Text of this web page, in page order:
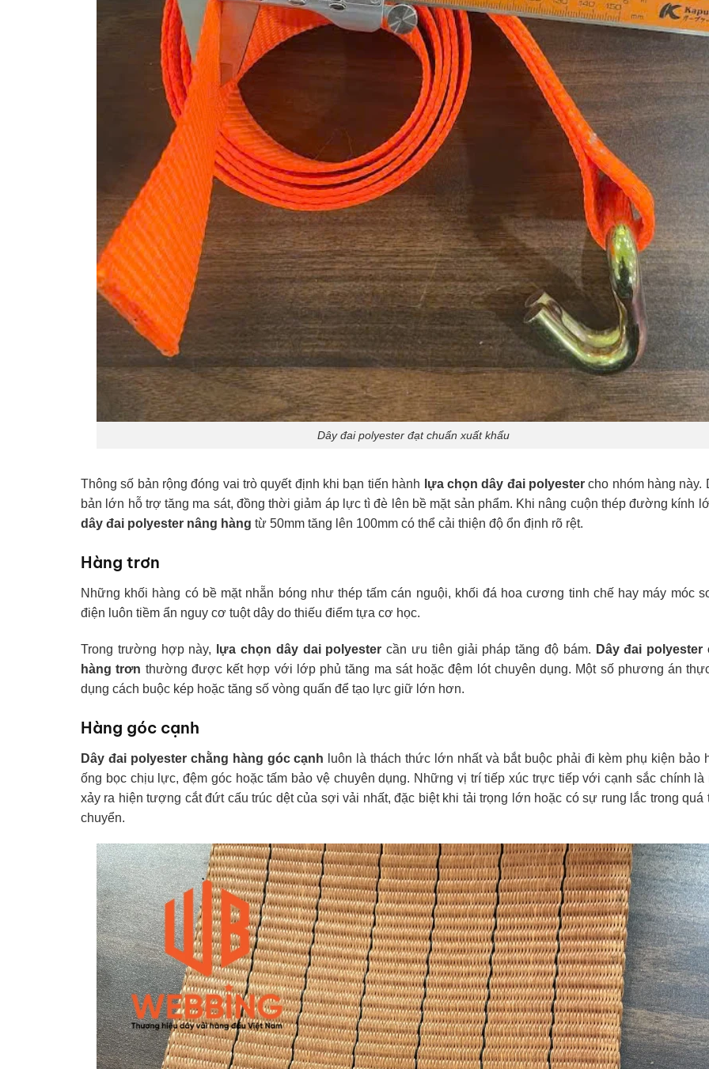
Dây đai polyester đạt chuẩn xuất khẩu
Thông số bản rộng đóng vai trò quyết định khi bạn tiến hành lựa chọn dây đai polyestercho nhóm hàng này.
bản lớn hỗ trợ tăng ma sát, đồng thời giảm áp lực tì đè lên bề mặt sản phẩm. Khi nâng cuộn thép đường kính
dây đai polyester nâng hàng từ 50mm tăng lên 100mm có thể cải thiện độ ổn định rõ rệt.
Hàng trơn
Những khối hàng có bề mặt nhẵn bóng như thép tấm cán nguội, khối đá hoa cương tinh chế hay máy móc
điện luôn tiềm ẩn nguy cơ tuột dây do thiếu điểm tựa cơ học.
Trong trường hợp này, lựa chọn dây dai polyester cần ưu tiên giải pháp tăng độ bám. Dây đai polyester
hàng trơn thường được kết hợp với lớp phủ tăng ma sát hoặc đệm lót chuyên dụng. Một số phương án
dụng cách buộc kép hoặc tăng số vòng quấn để tạo lực giữ lớn hơn.
Hàng góc cạnh
Dây đai polyester chằng hàng góc cạnh luôn là thách thức lớn nhất và bắt buộc phải đi kèm phụ kiện bảo
ống bọc chịu lực, đệm góc hoặc tấm bảo vệ chuyên dụng. Những vị trí tiếp xúc trực tiếp với cạnh sắc chính
xảy ra hiện tượng cắt đứt cấu trúc dệt của sợi vải nhất, đặc biệt khi tải trọng lớn hoặc có sự rung lắc trong quá
chuyển.